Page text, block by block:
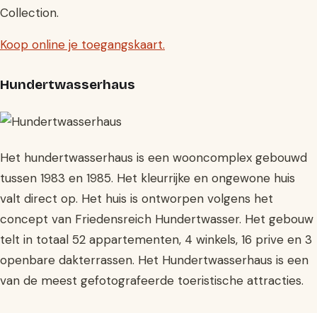
Collection.
Koop online je toegangskaart.
Hundertwasserhaus
Het hundertwasserhaus is een wooncomplex gebouwd
tussen 1983 en 1985. Het kleurrijke en ongewone huis
valt direct op. Het huis is ontworpen volgens het
concept van Friedensreich Hundertwasser. Het gebouw
telt in totaal 52 appartementen, 4 winkels, 16 prive en 3
openbare dakterrassen. Het Hundertwasserhaus is een
van de meest gefotografeerde toeristische attracties.